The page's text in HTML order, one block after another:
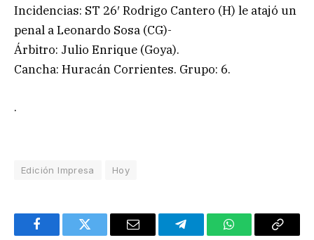
Incidencias: ST 26′ Rodrigo Cantero (H) le atajó un
penal a Leonardo Sosa (CG)-
Árbitro: Julio Enrique (Goya).
Cancha: Huracán Corrientes. Grupo: 6.
.
Edición Impresa Hoy
FacebookTwitter Email TelegramWhatsAppCopy